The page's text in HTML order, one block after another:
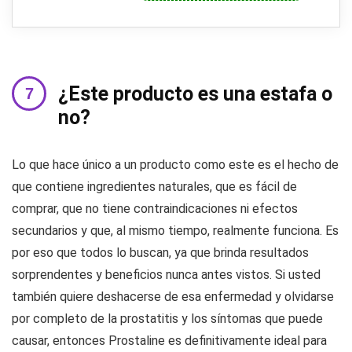
¿Este producto es una estafa o
no?
Lo que hace único a un producto como este es el hecho de
que contiene ingredientes naturales, que es fácil de
comprar, que no tiene contraindicaciones ni efectos
secundarios y que, al mismo tiempo, realmente funciona. Es
por eso que todos lo buscan, ya que brinda resultados
sorprendentes y beneficios nunca antes vistos. Si usted
también quiere deshacerse de esa enfermedad y olvidarse
por completo de la prostatitis y los síntomas que puede
causar, entonces Prostaline es definitivamente ideal para